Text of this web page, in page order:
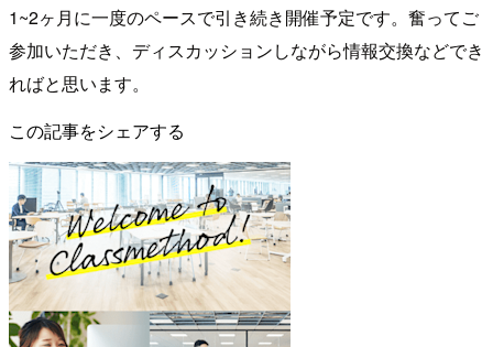
1~2ヶ月に一度のペースで引き続き開催予定です。奮ってご
参加いただき、ディスカッションしながら情報交換などでき
ればと思います。
この記事をシェアする